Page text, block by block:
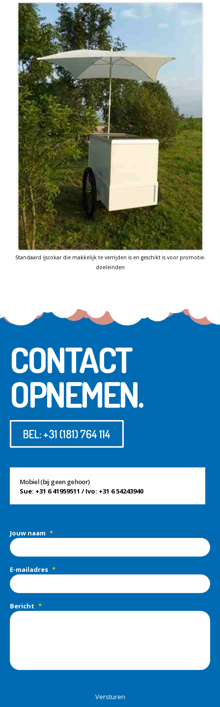
Standaard ijscokar die makkelijk te verrijden is en geschikt is voor promotie-
doeleinden
CONTACT
OPNEMEN.
BEL: +31 (181) 764 114
Mobiel (bij geen gehoor)
Sue: +31 6 41959511 / Ivo: +31 6 54243940
Jouw naam *
E-mailadres *
Bericht *